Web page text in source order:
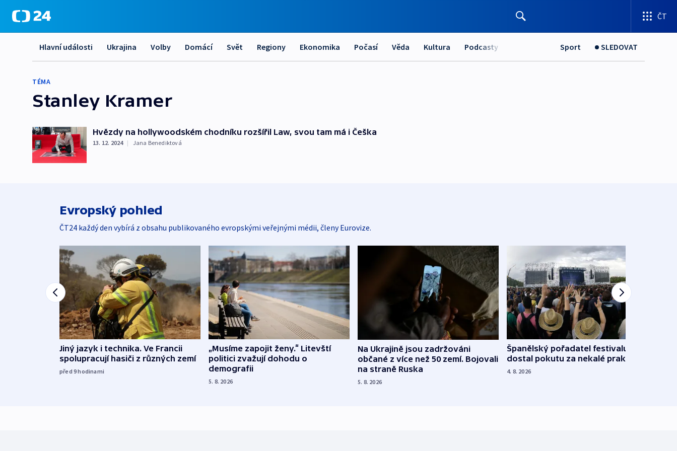
ČT
Hlavní události Ukrajina Volby Domácí Svět Regiony Ekonomika Počasí Věda Kultura Podcasty Sport SLEDOVAT
TÉMA
Stanley Kramer
Hvězdy na hollywoodském chodníku rozšířil Law, svou tam má i Češka
13. 12. 2024 | Jana Benediktová
Evropský pohled
ČT24 každý den vybírá z obsahu publikovaného evropskými veřejnými médii, členy Eurovize.
Jiný jazyk i technika. Ve Francii
spolupracují hasiči z různých zemí
před 9hodinami
„Musíme zapojit ženy.“ Litevští
politici zvažují dohodu o
demografii
5. 8. 2026
Na Ukrajině jsou zadržováni
občané z více než 50 zemí. Bojovali
na straně Ruska
5. 8. 2026
Španělský pořadatel festivalu
dostal pokutu za nekalé praktiky
4. 8. 2026